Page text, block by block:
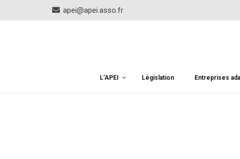
apei@apei.asso.fr
L’APEI Législation Entreprises